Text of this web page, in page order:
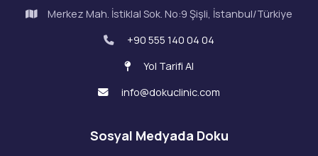
Merkez Mah. İstiklal Sok. No:9 Şişli, İstanbul/Türkiye
+90 555 140 04 04
Yol Tarifi Al
info@dokuclinic.com
Sosyal Medyada Doku